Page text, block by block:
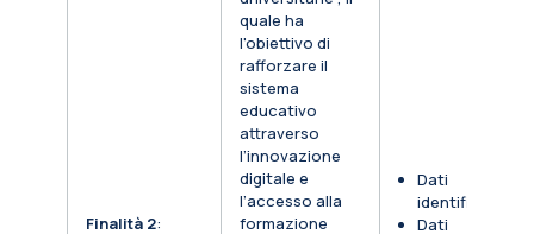
Finalità 2:
quale ha
l'obiettivo di
rafforzare il
sistema
educativo
attraverso
l’innovazione
digitale e
l’accesso alla
formazione
Dati
identificativi
Dati